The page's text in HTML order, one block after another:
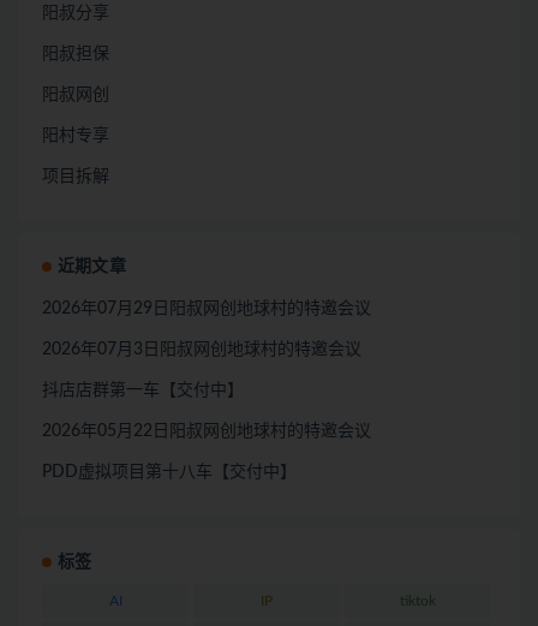
阳叔分享
阳叔担保
阳叔网创
阳村专享
项目拆解
近期文章
2026年07月29日阳叔网创地球村的特邀会议
2026年07月3日阳叔网创地球村的特邀会议
抖店店群第一车【交付中】
2026年05月22日阳叔网创地球村的特邀会议
PDD虚拟项目第十八车【交付中】
标签
AI IP tiktok